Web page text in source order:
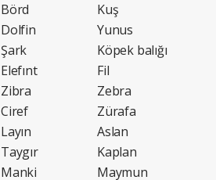
Börd
Kuş
Dolfin
Yunus
Şark
Köpek balığı
Elefınt
Fil
Zibra
Zebra
Ciref
Zürafa
Layın
Aslan
Taygır
Kaplan
Manki
Maymun